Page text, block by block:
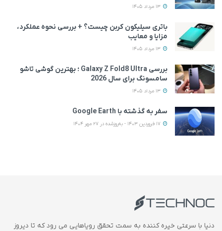
باتری سیلیکون کربن چیست؟ + بررسی نحوه عملکرد،
مزایا و معایب
بررسی Galaxy Z Fold8 Ultra ؛ بهترین گوشی تاشو
سامسونگ برای سال 2026
سفر به گذشته با Google Earth
دنیا با سرعتی خیره کننده به سمت تحقق رویاهایی می رود که تا دیروز